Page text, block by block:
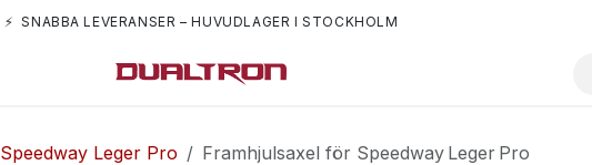
⚡ SNABBA LEVERANSER – HUVUDLAGER I STOCKHOLM
Speedway Leger Pro Framhjulsaxel för Speedway Leger Pro